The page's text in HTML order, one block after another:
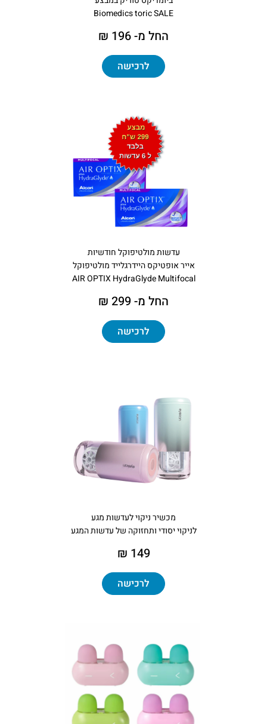
Biomedics toric SALE
החל מ- 196 ₪
לרכישה
עדשות מולטיפוקל חודשיות
אייר אופטיקס היידרגלייד מולטיפוקל
AIR OPTIX HydraGlyde Multifocal
החל מ- 299 ₪
לרכישה
מכשיר ניקוי לעדשות מגע
לניקוי יסודי ותחזוקה של עדשות המגע
149 ₪
לרכישה